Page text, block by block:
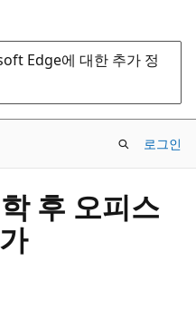
Edge에 대한 추가 정
로그인
후 오피스